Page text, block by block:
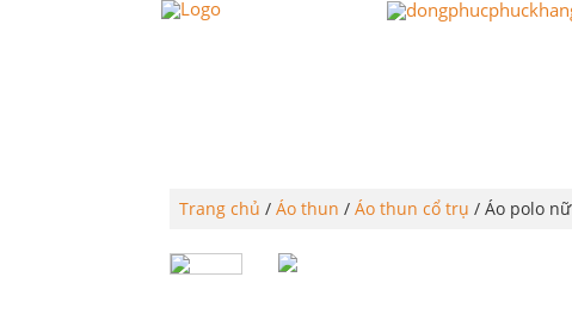
Trang chủ / Áo thun / Áo thun cổ trụ / Áo polo nữ